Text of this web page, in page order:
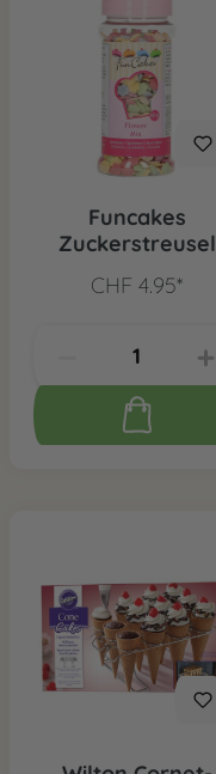
Funcakes
Zuckerstreusel
CHF 4.95*